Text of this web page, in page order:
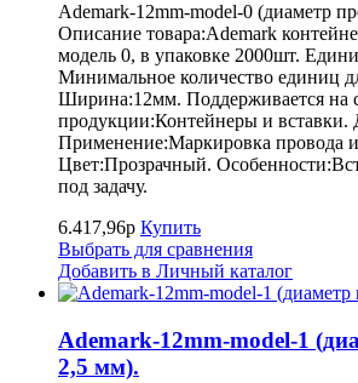
Ademark-12mm-model-0 (диаметр
Описание товара:Ademark
модель 0, в упаковке 2000шт.
Минимальное количество единиц
Ширина:12мм. Поддерживается на
продукции:Контейнеры и вставки.
Применение:Маркировка провода и
Цвет:Прозрачный.
под задачу.
6.417,96р Купить
Выбрать для сравнения
Добавить в Личный каталог
Ademark-12mm-model-1
2,5 мм).